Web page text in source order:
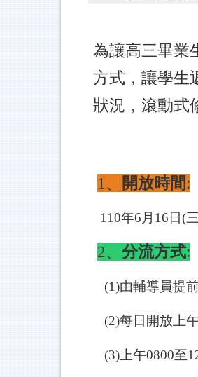
為讓高三畢業
方式，讓學生
狀況，滾動式
1 、 開放時間:
110年6月16日(
2、 分流方式:
(1)由輔導員提
(2)每日開放上
(3) 上午0800至